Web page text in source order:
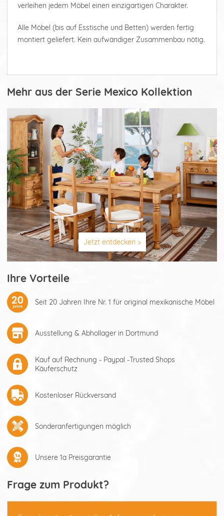
verleihen jedem Möbel einen einzigartigen Charakter.
Alle Möbel (bis auf Esstische und Betten) werden fertig
montiert geliefert. Kein aufwändiger Zusammenbau nötig.
Mehr aus der Serie Mexico Kollektion
Jetzt entdecken >
Ihre Vorteile
Seit 20 Jahren Ihre Nr. 1 für original mexikanische Möbel
Ausstellung & Abhollager in Dortmund
Kauf auf Rechnung - Paypal -Trusted Shops
Käuferschutz
Kostenloser Rückversand
Sonderanfertigungen möglich
Unsere 1a Preisgarantie
Frage zum Produkt?